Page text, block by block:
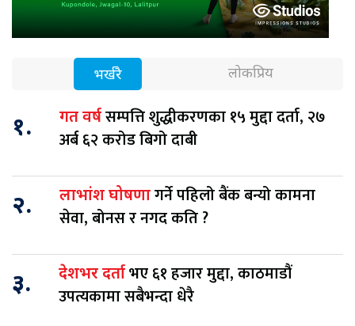
भर्खरै लोकप्रिय
१. गत वर्षसम्पत्ति शुद्धीकरणका १५ मुद्दा दर्ता, २७
अर्ब ६२ करोड बिगो दाबी
२. लाभांश घोषणागर्ने पहिलो बैंक बन्यो कामना
सेवा, बोनस र नगद कति ?
३. देशभर दर्ताभए ६१ हजार मुद्दा, काठमाडौं
उपत्यकामा सबैभन्दा धेरै